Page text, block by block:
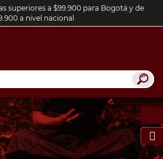
superiores a $99.900 para Bogotá y de
a nivel nacional
